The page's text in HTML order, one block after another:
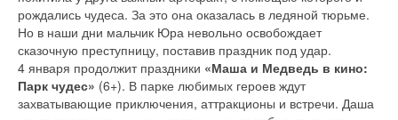
рождались чудеса. За это она оказалась в ледяной тюрьме.
Но в наши дни мальчик Юра невольно освобождает
сказочную преступницу, поставив праздник под удар.
4 января продолжит праздники «Маша и Медведь в кино:
Парк чудес» (6+). В парке любимых героев ждут
захватывающие приключения, аттракционы и встречи. Даша